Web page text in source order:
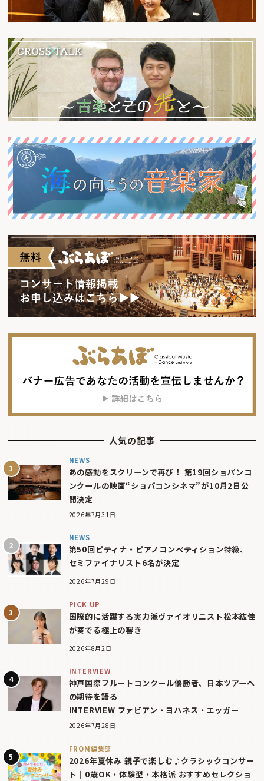
人気の記事
NEWS
あの感動をスクリーンで再び！ 第19回ショパンコ
ンクールの映画“ショパコンシネマ”が10月2日公
開決定
2026年7月31日
NEWS
第50回ピティナ・ピアノコンペティション特級、
セミファイナリスト6名が決定
2026年7月29日
PICK UP
国際的に活躍する実力派ヴァイオリニスト松本紘佳
が奏でる極上の響き
2026年8月2日
INTERVIEW
神戸国際フルートコンクール優勝者、日本ツアーへ
の期待を語る
INTERVIEW ファビアン・ヨハネス・エッガー
2026年7月28日
FROM編集部
2026年夏休み 親子で楽しむ♪クラシックコンサー
ト｜0歳OK・体験型・本格派 おすすめセレクショ